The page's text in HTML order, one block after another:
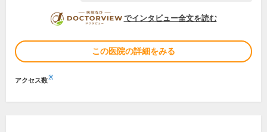
DOCTORVIEW
でインタビュー全文を読む
この医院の詳細をみる
アクセス数※